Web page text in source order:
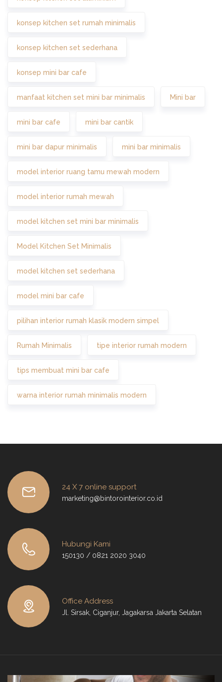
konsep kitchen set rumah minimalis
konsep kitchen set sederhana
konsep mini bar cafe
manfaat kitchen set mini bar minimalis Mini bar
mini bar cafe mini bar cantik
mini bar dapur minimalis mini bar minimalis
model interior ruang tamu mewah modern
model interior rumah mewah
model kitchen set mini bar minimalis
Model Kitchen Set Minimalis
model kitchen set sederhana
model mini bar cafe
pilihan interior rumah klasik modern simpel
Rumah Minimalis tipe interior rumah modern
tips membuat mini bar cafe
warna interior rumah minimalis modern
24 X 7 online support
marketing@bintorointerior.co.id
Hubungi Kami
150130 / 0821 2020 3040
Office Address
Jl. Sirsak, Ciganjur, Jagakarsa Jakarta Selatan